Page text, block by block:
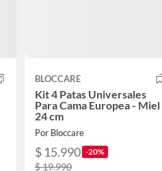
BLOCCARE
Kit 4 Patas Universales
Para Cama Europea - Miel
24 cm
Por Bloccare
$ 15.990 -20%
$ 19.990